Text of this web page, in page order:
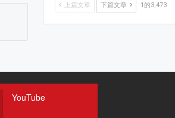
上篇文章 下篇文章 1的3,473
YouTube